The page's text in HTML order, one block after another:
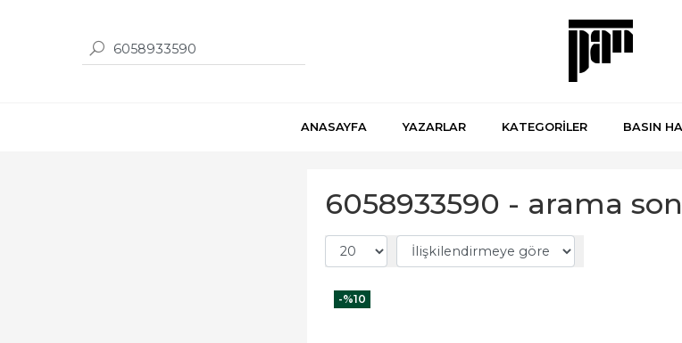
ANASAYFA YAZARLAR KATEGORİLER BASIN
6058933590 - arama
-%10